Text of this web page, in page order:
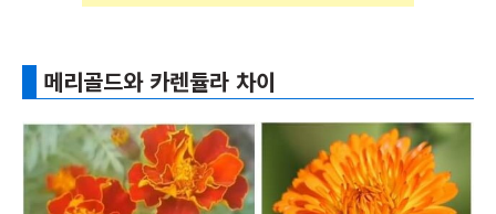
메리골드와 카렌듈라 차이